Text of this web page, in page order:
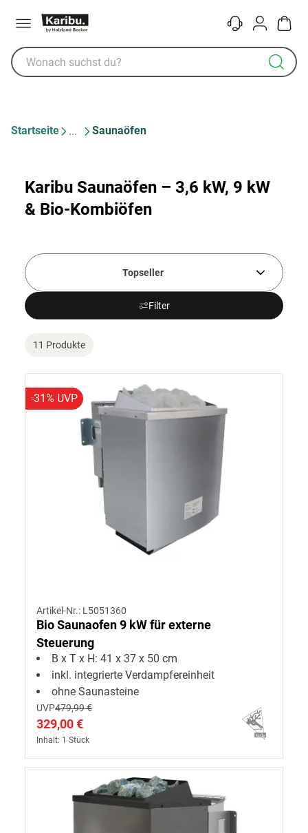
KontaktKonto
Startseite Saunaöfen
Karibu Saunaöfen – 3,6 kW, 9 kW
& Bio-Kombiöfen
Topseller
Filter
11 Produkte
-31% UVP
Artikel-Nr.: L5051360
Bio Saunaofen 9 kW für externe
Steuerung
B x T x H: 41 x 37 x 50 cm
inkl. integrierte Verdampfereinheit
ohne Saunasteine
UVP479,99 €
329,00 €
Inhalt: 1 Stück